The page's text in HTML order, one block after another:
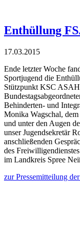
Enthüllung
17.03.2015
Ende letzter Woche
Sportjugend die
Stützpunkt KSC
Behinderten- und
Monika Wagschal,
und unter den Augen
unser Jugendsekretär
anschließenden
des
im Landkreis Spree
zur Pressemitteilung